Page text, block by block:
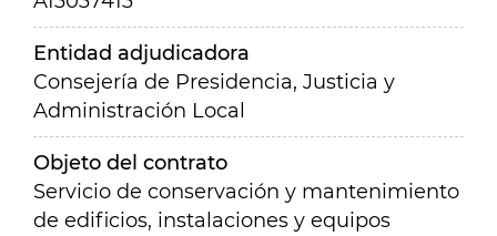
Entidad adjudicadora
Consejería de Presidencia, Justicia y
Administración Local
Objeto del contrato
Servicio de conservación y mantenimiento
de edificios, instalaciones y equipos